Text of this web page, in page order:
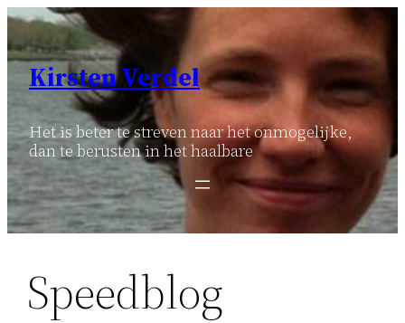
Ga
naar
inhoud
Kirsten Verdel
Het is beter te streven naar het onmogelijke,
dan te berusten in het haalbare
Speedblog